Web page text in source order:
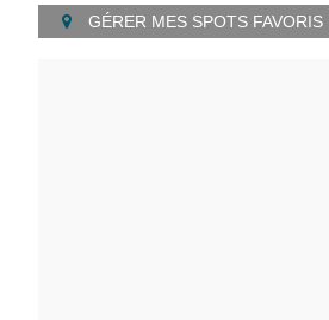
GÉRER MES SPOTS FAVORIS